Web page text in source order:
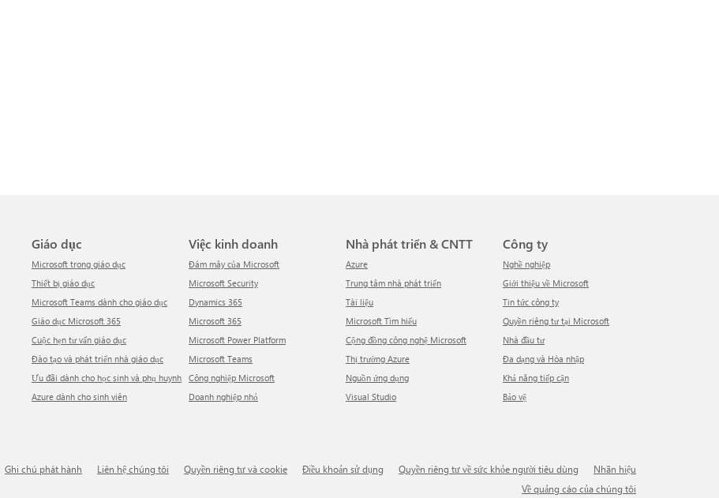
Giáo dục
Microsoft trong giáo dục
Thiết bị giáo dục
Microsoft Teams dành cho giáo dục
Giáo dục Microsoft 365
Cuộc hẹn tư vấn giáo dục
Đào tạo và phát triển nhà giáo dục
Ưu đãi dành cho học sinh và phụ huynh
Azure dành cho sinh viên
Việc kinh doanh
Đám mây của Microsoft
Microsoft Security
Dynamics 365
Microsoft 365
Microsoft Power Platform
Microsoft Teams
Công nghiệp Microsoft
Doanh nghiệp nhỏ
Nhà phát triển & CNTT
Azure
Trung tâm nhà phát triển
Tài liệu
Microsoft Tìm hiểu
Cộng đồng công nghệ Microsoft
Thị trường Azure
Nguồn ứng dụng
Visual Studio
Công ty
Nghề nghiệp
Giới thiệu về Microsoft
tin tức công ty
Quyền riêng tư tại Microsoft
Nhà đầu tư
Đa dạng và Hòa nhập
Khả năng tiếp cận
Bảo vệ
Ghi chú phát hành Liên hệ chúng tôi Quyền riêng tư và cookie Điều khoản sử dụng Quyền riêng tư về sức khỏe người tiêu dùng
Nhãn hiệu
Về quảng cáo của chúng tôi